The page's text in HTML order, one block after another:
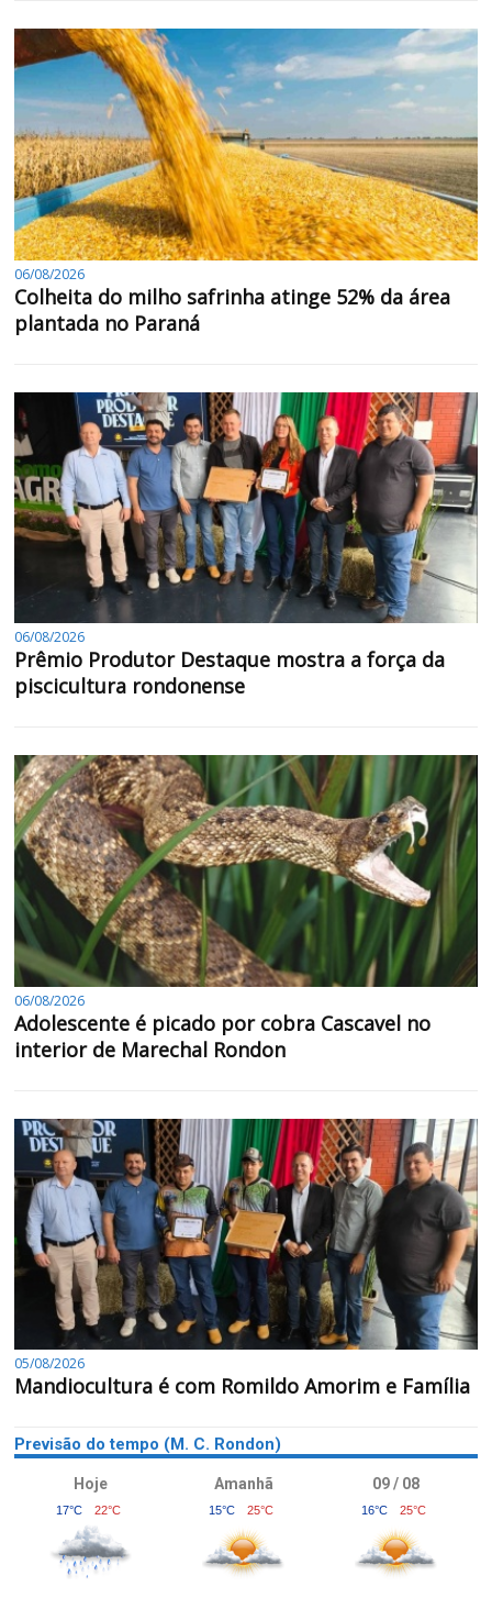
06/08/2026
Colheita do milho safrinha atinge 52% da área
plantada no Paraná
06/08/2026
Prêmio Produtor Destaque mostra a força da
piscicultura rondonense
06/08/2026
Adolescente é picado por cobra Cascavel no
interior de Marechal Rondon
05/08/2026
Mandiocultura é com Romildo Amorim e Família
Previsão do tempo (M. C. Rondon)
Hoje
17°C 22°C
Amanhã
15°C 25°C
09 / 08
16°C 25°C